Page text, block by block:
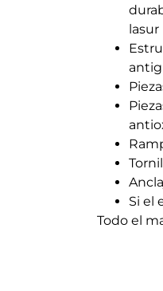
Si el
Todo el